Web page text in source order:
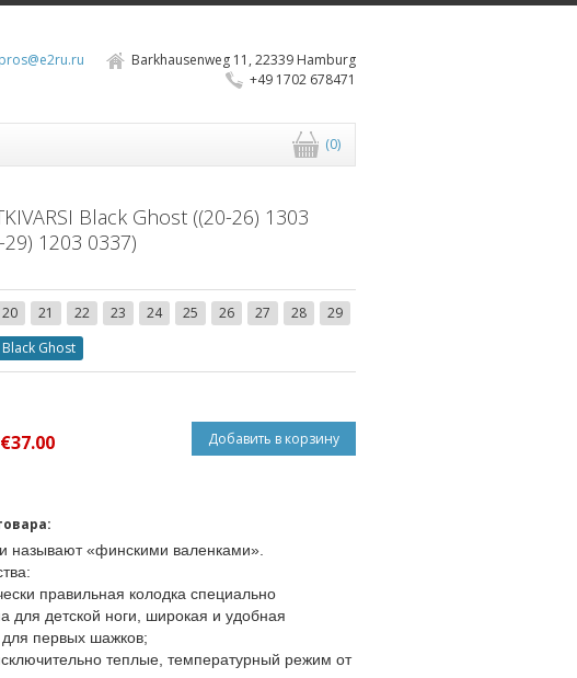
Barkhausenweg 11, 22339 Hamburg
+49 1702 678471
Корзина
(0)
Black Ghost ((20-26) 1303
1203 0337)
20 21 22 23 24 25 26 27 28
29
Black Ghost
€37.00 Добавить в корзину
называют «финскими валенками».
правильная колодка специально
для детской ноги, широкая и удобная
для первых шажков;
теплые, температурный режим от